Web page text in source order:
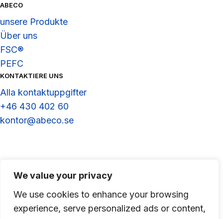
We value your privacy
We use cookies to enhance your browsing
experience, serve personalized ads or content,
ABECO
unsere Produkte
Über uns
FSC®
PEFC
KONTAKTIERE UNS
Alla kontaktuppgifter
+46 430 402 60
kontor@abeco.se